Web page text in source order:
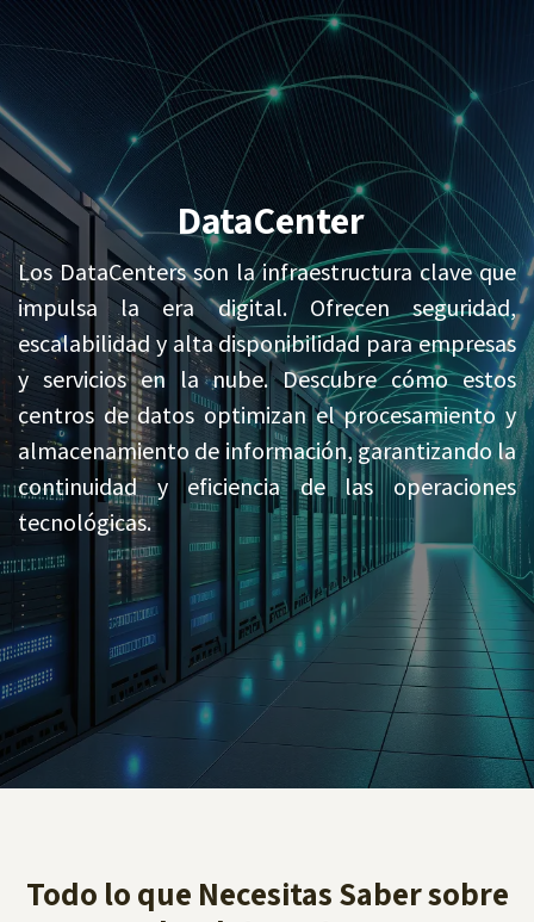
Ir al contenido
DataCenter
Los DataCenters son la infraestructura clave que
impulsa la era digital. Ofrecen seguridad,
escalabilidad y alta disponibilidad para empresas
y servicios en la nube. Descubre cómo estos
centros de datos optimizan el procesamiento y
almacenamiento de información, garantizando la
continuidad y eficiencia de las operaciones
tecnológicas.
Todo lo que Necesitas Saber sobre